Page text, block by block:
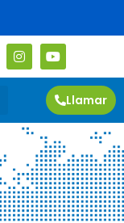
Llamar